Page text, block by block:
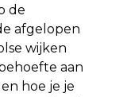
de
afgelopen
wijken
aan
hoe je je